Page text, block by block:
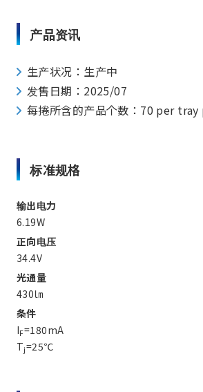
产品资讯
生产状况：生产中
发售日期：2025/07
每捲所含的产品个数：70 per tray
标准规格
输出电力
6.19W
正向电压
34.4V
光通量
430㏐
条件
IF=180mA
Tj=25℃